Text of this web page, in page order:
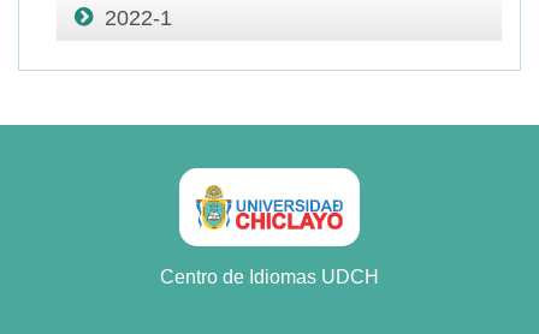
2022-1
Centro de Idiomas UDCH